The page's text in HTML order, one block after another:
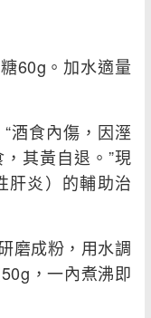
60g。加水適量
酒食內傷，因溼
其黃自退。”現
肝炎）的輔助治
磨成粉，用水調
，一內煮沸即